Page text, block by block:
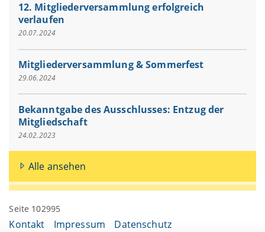
12. Mitgliederversammlung erfolgreich
verlaufen
20.07.2024
Mitgliederversammlung & Sommerfest
29.06.2024
Bekanntgabe des Ausschlusses: Entzug der
Mitgliedschaft
24.02.2023
Alle ansehen
Seite 102995
Kontakt Impressum Datenschutz